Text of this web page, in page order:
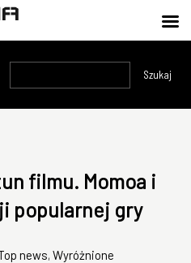
Szukaj
filmu. Momoa i
popularnej gry
news, Wyróżnione